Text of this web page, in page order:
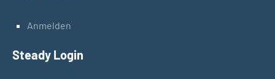
Anmelden
Steady Login